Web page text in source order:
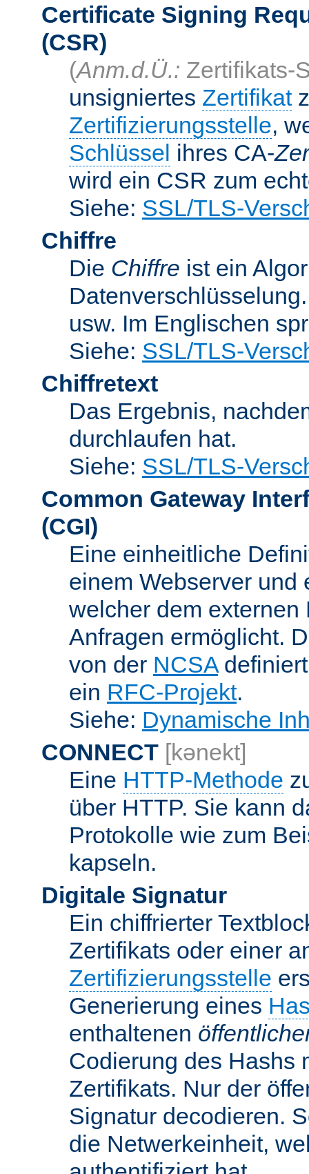
Certificate Signing
(CSR)
(Anm.d.Ü.: Zertifikats-
unsigniertes Zertifikat
Zertifizierungsstelle,
Schlüssel ihres CA-
wird ein CSR zum
Siehe: SSL/TLS-
Chiffre
Die Chiffre ist ein
usw. Im Englischen
Siehe: SSL/TLS-
Chiffretext
Das Ergebnis,
durchlaufen hat.
Siehe: SSL/TLS-
Common Gateway
(CGI)
Eine einheitliche
einem Webserver und
welcher dem
Anfragen ermöglicht.
von der NCSA
ein RFC-Projekt.
Siehe: Dynamische
CONNECT [kənekt]
Eine HTTP-Methode
über HTTP. Sie kann
Protokolle wie zum
kapseln.
Digitale Signatur
Ein chiffrierter
Zertifikats oder einer
Zertifizierungsstelle
Generierung eines
enthaltenen
Codierung des Hashs
Zertifikats. Nur der
Signatur decodieren.
die Netwerkeinheit,